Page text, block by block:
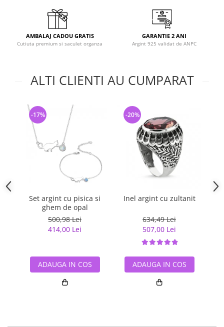
AMBALAJ CADOU GRATIS
Cutiuta premium si saculet organza
GARANTIE 2 ANI
Argint 925 validat de ANPC
ALTI CLIENTI AU CUMPARAT
Set argint cu pisica si
ghem de opal
500,98 Lei
414,00 Lei
-17%
ADAUGA IN COS
Inel argint cu zultanit
634,49 Lei
507,00 Lei
-20%
ADAUGA IN COS